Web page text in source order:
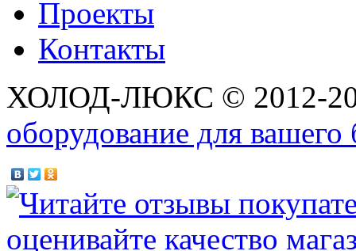
Проекты
Контакты
ХОЛОД-ЛЮКС © 2012-
оборудование для вашего